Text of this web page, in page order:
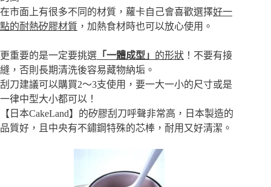
在市面上有很多不同的材質，蘿卡自己會喜歡選擇好一
點的耐熱矽膠材質 ，加熱食材時也可以放心使用。
更重要的是一定要挑選 「一體成型」 的形狀 ！不要有接
縫，否則長期清洗後容易藏物納垢。
刮刀建議可以購買2～3支使用，要一大一小的尺寸或是
一律中型大小都可以！
【日本CakeLand】的矽膠刮刀呼聲非常高，日本製造的
品質好，且中央有不鏽鋼特殊的芯棒，耐用又好清潔。